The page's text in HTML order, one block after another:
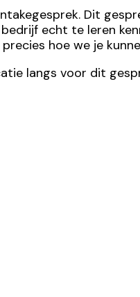
Dit
echt te leren
hoe we je
langs voor dit